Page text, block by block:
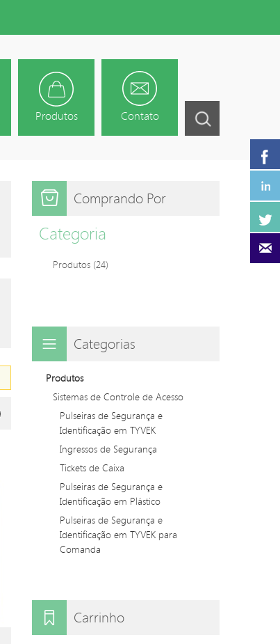
Produtos Contato
Comprando Por
Categoria
Produtos (24)
Categorias
Produtos
Sistemas de Controle de Acesso
Pulseiras de Segurança e
Identificação em TYVEK
Ingressos de Segurança
Tickets de Caixa
Pulseiras de Segurança e
Identificação em Plástico
Pulseiras de Segurança e
Identificação em TYVEK para
Comanda
Carrinho